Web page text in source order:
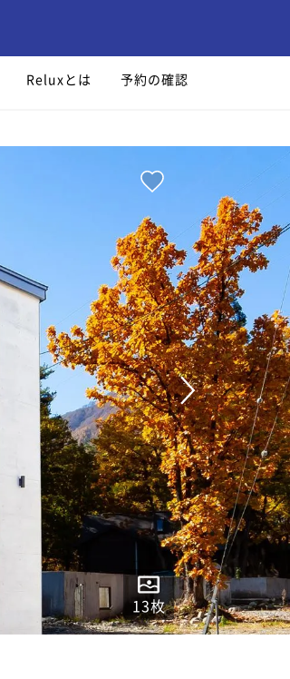
Reluxとは 予約の確認
13枚